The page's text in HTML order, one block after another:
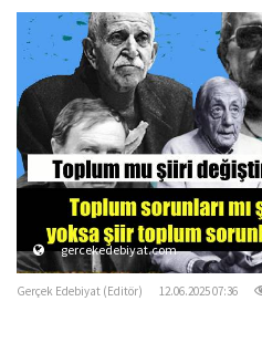
gercekedebiyat.com
Gerçek Edebiyat (Editör) 12.06.2025 07:36